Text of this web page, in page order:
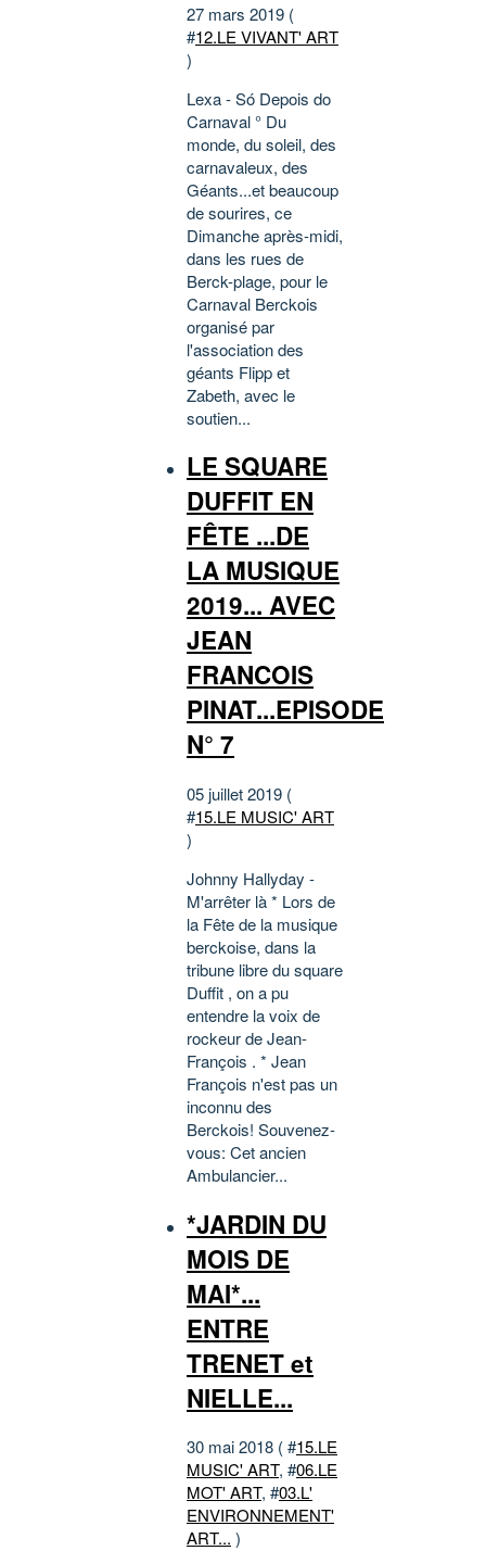
27 mars 2019 (
#12.LE VIVANT' ART
)
Lexa - Só Depois do
Carnaval ° Du
monde, du soleil, des
carnavaleux, des
Géants...et beaucoup
de sourires, ce
Dimanche après-midi,
dans les rues de
Berck-plage, pour le
Carnaval Berckois
organisé par
l'association des
géants Flipp et
Zabeth, avec le
soutien...
LE SQUARE
DUFFIT EN
FÊTE ...DE
LA MUSIQUE
2019... AVEC
JEAN
FRANCOIS
PINAT...EPISODE
N° 7
05 juillet 2019 (
#15.LE MUSIC' ART
)
Johnny Hallyday -
M'arrêter là * Lors de
la Fête de la musique
berckoise, dans la
tribune libre du square
Duffit , on a pu
entendre la voix de
rockeur de Jean-
François . * Jean
François n'est pas un
inconnu des
Berckois! Souvenez-
vous: Cet ancien
Ambulancier...
*JARDIN DU
MOIS DE
MAI*...
ENTRE
TRENET et
NIELLE...
30 mai 2018 ( #15.LE
MUSIC' ART, #06.LE
MOT' ART, #03.L'
ENVIRONNEMENT'
ART... )